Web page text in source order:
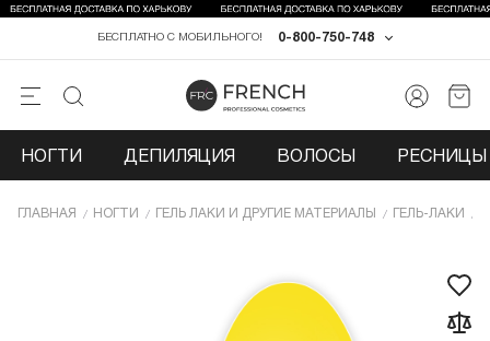
0-800-750-748
БЕСПЛАТНО С МОБИЛЬНОГО!
НОГТИ ДЕПИЛЯЦИЯ ВОЛОСЫ РЕСНИЦЫ
ГЛАВНАЯ НОГТИ ГЕЛЬ ЛАКИ И ДРУГИЕ МАТЕРИАЛЫ ГЕЛЬ-ЛАКИ